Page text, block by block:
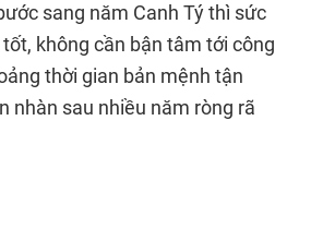
sang năm Canh Tý thì sức
không cần bận tâm tới công
thời gian bản mệnh tận
nhàn sau nhiều năm ròng rã